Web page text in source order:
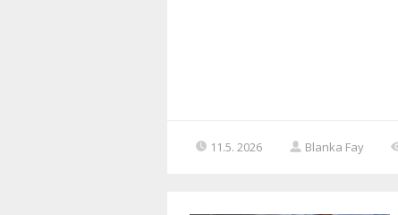
11.5. 2026 Blanka Fay